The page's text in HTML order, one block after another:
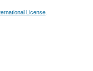
License